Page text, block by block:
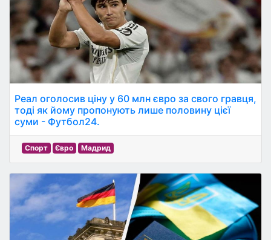
Реал оголосив ціну у 60 млн євро за свого гравця,
тоді як йому пропонують лише половину цієї
суми - Футбол24.
Спорт Євро Мадрид